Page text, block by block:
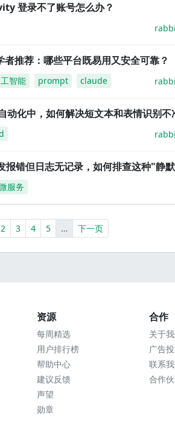
登录不了账号怎么办？
推荐：哪些平台既易用又安全可靠？
智能 prompt claude
动化中，如何解决短文本和表情识别不
报错但日志无记录，如何排查这种"静
服务
2 3 4 5 …More下一页
资源
每周精选
用户排行榜
帮助中心
建议反馈
声望
勋章
合作
关于
广告
联系
合作